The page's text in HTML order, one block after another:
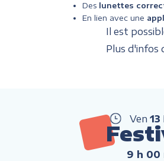
Des lunettes
En lien avec une
Il est
Plus d'infos
Ven 13
9 h 00